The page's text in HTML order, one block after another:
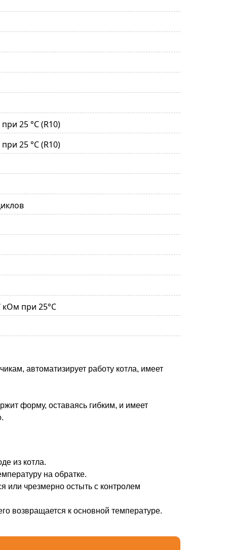
25 °С (R10)
25 °С (R10)
кОм при 25°С
автоматизирует работу котла, имеет
форму, оставаясь гибким, и имеет
из котла.
на обратке.
или чрезмерно остыть с контролем
возвращается к основной температуре.